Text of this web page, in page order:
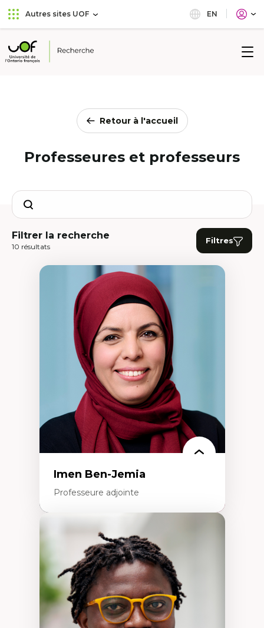
Aller
au
principal
Passer
au
Autres sites UOF EN
Université
Retour à l'accueil
Professeures et professeurs
Search
Filtrer la recherche
10 résultats
Filtres
Imen Ben-Jemia
Professeure adjointe
Expertises
Discours sur la ville et représentations
Mosquées, formes et usages au Canada
Reconnaissance et représentations des
communautés immigrantes dans l'espace
urbain
Design architectural et urbain
Patrimoine et patrimonialisation
Études postcoloniales et décolonisation des
savoirs